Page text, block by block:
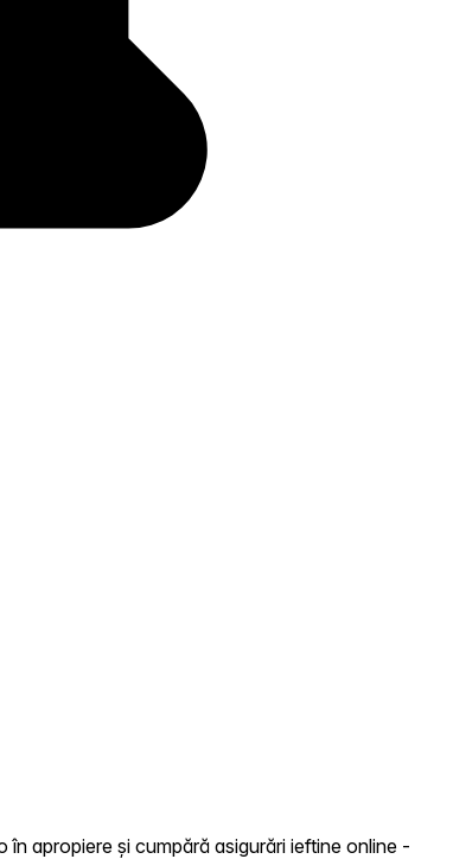
apropiere și cumpără asigurări ieftine online -